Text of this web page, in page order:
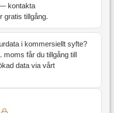
kontakta
gratis tillgång.
i kommersiellt syfte?
får du tillgång till
data via vårt